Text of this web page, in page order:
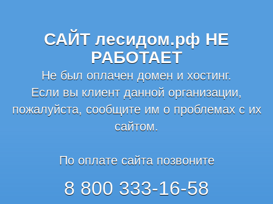
САЙТ лесидом.рф НЕ
РАБОТАЕТ
Не был оплачен домен и хостинг.
Если вы клиент данной организации,
пожалуйста, сообщите им о проблемах с их
сайтом.
По оплате сайта позвоните
8 800 333-16-58